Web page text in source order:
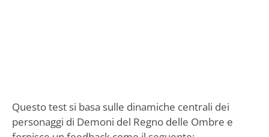
Questo test si basa sulle dinamiche centrali dei
personaggi di Demoni del Regno delle Ombre e